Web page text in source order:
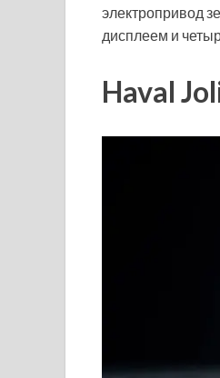
электропривод
дисплеем и
Haval